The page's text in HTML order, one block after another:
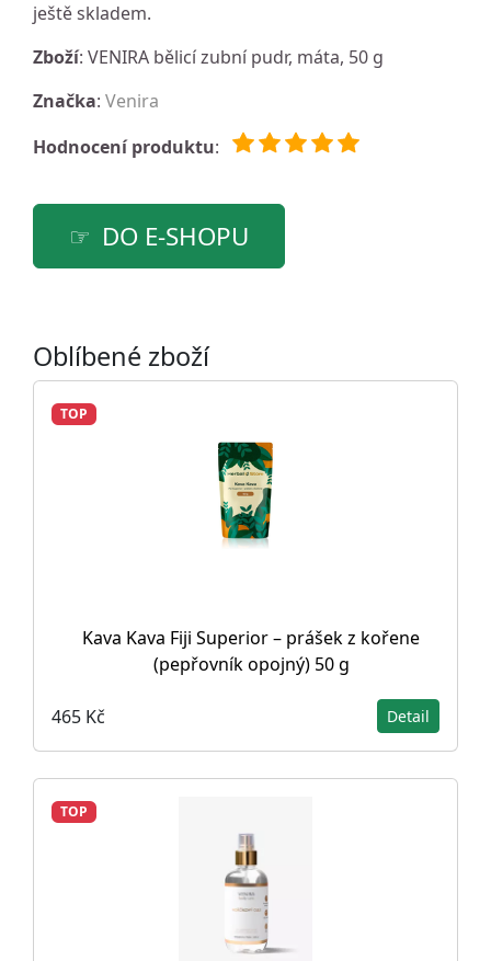
ještě skladem.
Zboží: VENIRA bělicí zubní pudr, máta, 50 g
Značka: Venira
Hodnocení produktu:
DO E-SHOPU
Oblíbené zboží
TOP
Kava Kava Fiji Superior – prášek z kořene
(pepřovník opojný) 50 g
465 Kč Detail
TOP